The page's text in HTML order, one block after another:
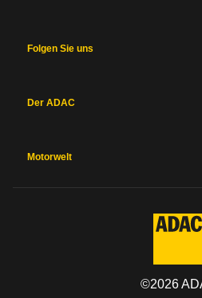
Folgen Sie uns
Der ADAC
Motorwelt
©2026